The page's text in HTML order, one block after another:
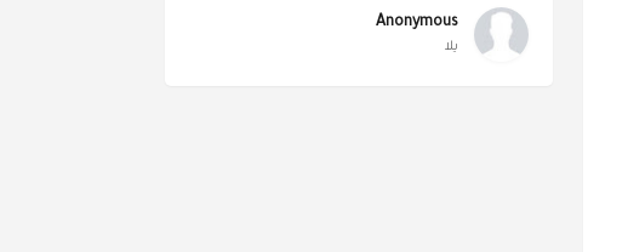
Anonymous
يلا